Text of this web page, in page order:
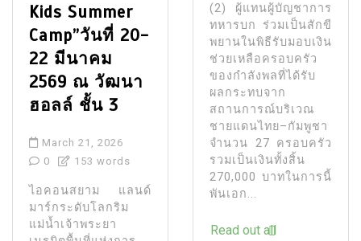
Kids Summer
Camp”วันที่ 20-
22 มีนาคม
2569 ณ วัฒนา
ฮอลล์ ชั้น 3
March 21, 2026
0
153 words
ไอคอนสยาม แลนด์
มาร์กระดับโลกริม
แม่น้ำเจ้าพระยา
(2) ผู้แทนผู้บัญชาการ
ทหารบก ร่วมเป็นสักขี
พยานในพิธีรับมอบเงิน
ช่วยเหลือครอบครัว
ของกำลังพลที่ได้รับ
ผลกระทบจาก
สถานการณ์บริเวณ
ชายแดนไทย–กัมพูชา
จำนวน 27 ครอบครัว
รวมเป็นเงินทั้งสิ้น
270,000 บาทในการนี้
พันเอก...
Read out all